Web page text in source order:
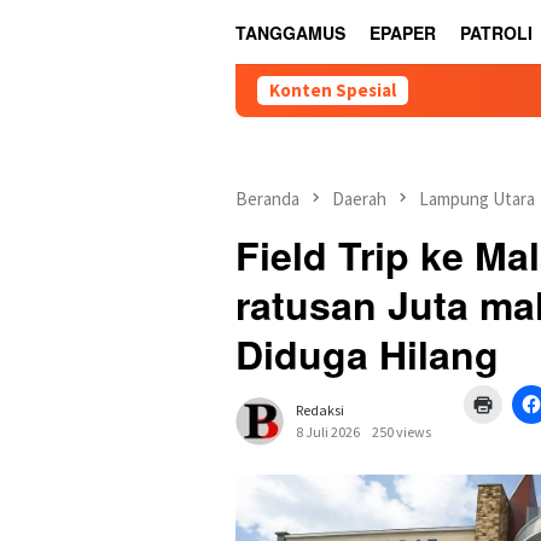
TANGGAMUS EPAPER PATROLI
Konten Spesial
Beranda Daerah Lampung Utara
Field Trip ke
ratusan Juta
Diduga Hilang
Redaksi
8 Juli 2026
250 views
Klik
untuk
yang
baru)